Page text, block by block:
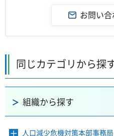
同じカテゴリから探
組織から探す
メ 人口減少危機対策本部事務局